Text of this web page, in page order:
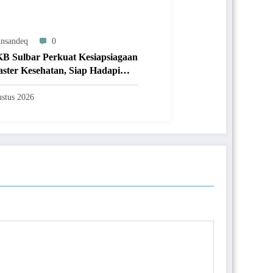
0
Sulbar Perkuat Kesiapsiagaan
Kesehatan, Siap Hadapi
Secara Cepat dan Tepat
2026